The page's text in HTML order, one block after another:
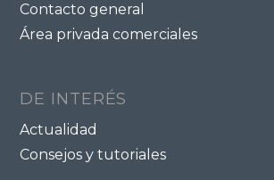
Contacto general
Área privada comerciales
DE INTERÉS
Actualidad
Consejos y tutoriales